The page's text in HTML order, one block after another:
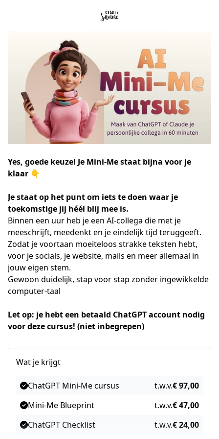
Yes, goede keuze! Je Mini-Me staat bijna voor je
klaar 👇
Je staat op het punt om iets te doen waar je
toekomstige jij héél blij mee is.
Binnen een uur heb je een AI-collega die met je
meeschrijft, meedenkt en je eindelijk tijd teruggeeft.
Zodat je voortaan moeiteloos strakke teksten hebt,
voor je socials, je website, mails en meer allemaal in
jouw eigen stem.
Gewoon duidelijk, stap voor stap zonder ingewikkelde
computer-taal
Let op: je hebt een betaald ChatGPT account nodig
voor deze cursus! (niet inbegrepen)
Wat je krijgt
ChatGPT Mini-Me cursus t.w.v.€ 97,00
Mini-Me Blueprint
t.w.v.€ 47,00
ChatGPT Checklist
t.w.v.€ 24,00